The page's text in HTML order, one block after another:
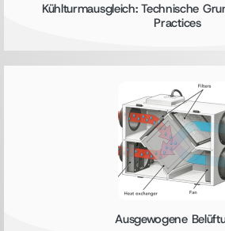
Kühlturmausgleich: Technische
Practices
Ausgewogene